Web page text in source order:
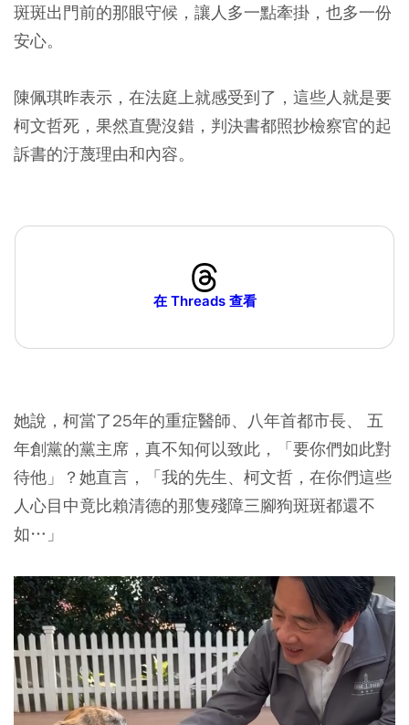
斑斑出門前的那眼守候，讓人多一點牽掛，也多一份
安心。
陳佩琪昨表示，在法庭上就感受到了，這些人就是要
柯文哲死，果然直覺沒錯，判決書都照抄檢察官的起
訴書的汙蔑理由和內容。
在 Threads 查看
她說，柯當了25年的重症醫師、八年首都市長、 五
年創黨的黨主席，真不知何以致此，「要你們如此對
待他」？她直言，「我的先生、柯文哲，在你們這些
人心目中竟比賴清德的那隻殘障三腳狗斑斑都還不
如…」